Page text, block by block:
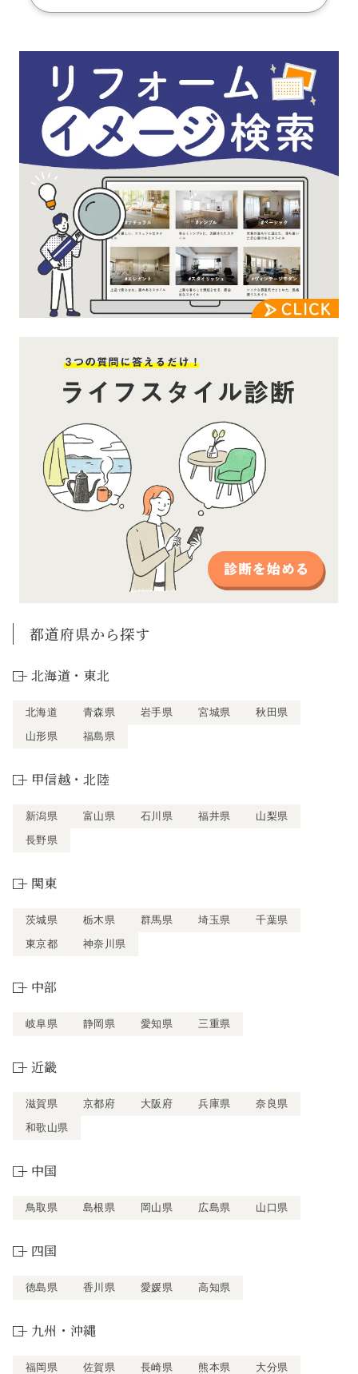
都道府県から探す
北海道・東北
北海道 青森県 岩手県 宮城県
秋田県
山形県
福島県
甲信越・北陸
新潟県 富山県 石川県 福井県
山梨県
長野県
関東
茨城県 栃木県 群馬県 埼玉県
千葉県
東京都
神奈川県
中部
岐阜県 静岡県 愛知県 三重県
近畿
滋賀県 京都府 大阪府 兵庫県
奈良県
和歌山県
中国
鳥取県 島根県 岡山県 広島県 山口県
四国
徳島県 香川県 愛媛県 高知県
九州・沖縄
福岡県 佐賀県 長崎県 熊本県
大分県